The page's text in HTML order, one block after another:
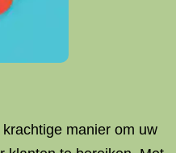
krachtige manier om uw